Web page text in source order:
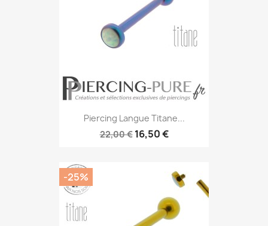
Piercing Langue Titane...
22,00 € 16,50 €
-25%